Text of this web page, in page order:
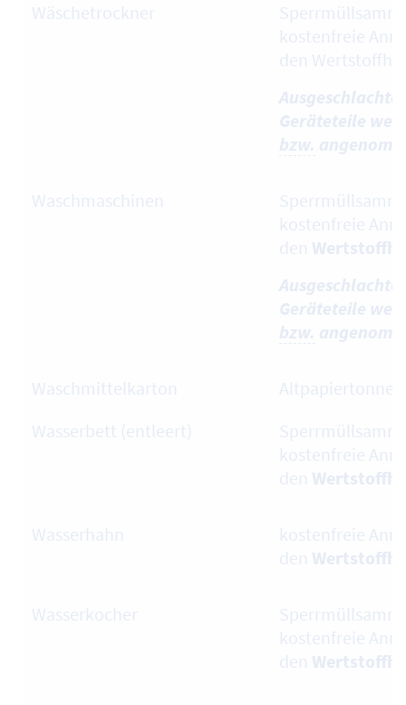
Wäschetrockner
kostenfreie
den
Geräteteile
bzw.
Waschmaschinen
kostenfreie
den
Geräteteile
bzw.
Waschmittelkarton
Altpapiertonne
Wasserbett (entleert)
kostenfreie
den
Wasserhahn
kostenfreie
den
Wasserkocher
kostenfreie
den